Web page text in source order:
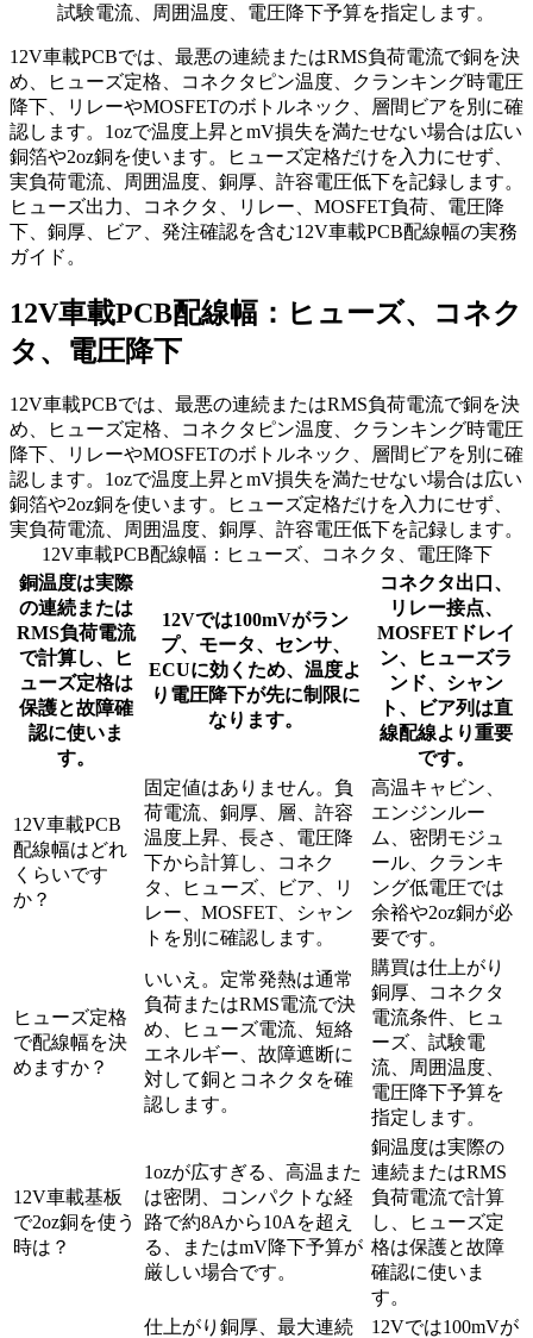
試験電流、周囲温度、電圧降下予算を指定します。
12V車載PCBでは、最悪の連続またはRMS負荷電流で銅を決
め、ヒューズ定格、コネクタピン温度、クランキング時電圧
降下、リレーやMOSFETのボトルネック、層間ビアを別に確
認します。1ozで温度上昇とmV損失を満たせない場合は広い
銅箔や2oz銅を使います。ヒューズ定格だけを入力にせず、
実負荷電流、周囲温度、銅厚、許容電圧低下を記録します。
ヒューズ出力、コネクタ、リレー、MOSFET負荷、電圧降
下、銅厚、ビア、発注確認を含む12V車載PCB配線幅の実務
ガイド。
12V車載PCB配線幅：ヒューズ、コネク
タ、電圧降下
12V車載PCBでは、最悪の連続またはRMS負荷電流で銅を決
め、ヒューズ定格、コネクタピン温度、クランキング時電圧
降下、リレーやMOSFETのボトルネック、層間ビアを別に確
認します。1ozで温度上昇とmV損失を満たせない場合は広い
銅箔や2oz銅を使います。ヒューズ定格だけを入力にせず、
実負荷電流、周囲温度、銅厚、許容電圧低下を記録します。
12V車載PCB配線幅：ヒューズ、コネクタ、電圧降下
銅温度は実際
の連続または
RMS負荷電流
で計算し、ヒ
ューズ定格は
保護と故障確
認に使いま
す。
12Vでは100mVがラン
プ、モータ、センサ、
ECUに効くため、温度よ
り電圧降下が先に制限に
なります。
コネクタ出口、
リレー接点、
MOSFETドレイ
ン、ヒューズラ
ンド、シャン
ト、ビア列は直
線配線より重要
です。
12V車載PCB
配線幅はどれ
くらいです
か？
固定値はありません。負
荷電流、銅厚、層、許容
温度上昇、長さ、電圧降
下から計算し、コネク
タ、ヒューズ、ビア、リ
レー、MOSFET、シャン
トを別に確認します。
高温キャビン、
エンジンルー
ム、密閉モジュ
ール、クランキ
ング低電圧では
余裕や2oz銅が必
要です。
ヒューズ定格
で配線幅を決
めますか？
いいえ。定常発熱は通常
負荷またはRMS電流で決
め、ヒューズ電流、短絡
エネルギー、故障遮断に
対して銅とコネクタを確
認します。
購買は仕上がり
銅厚、コネクタ
電流条件、ヒュ
ーズ、試験電
流、周囲温度、
電圧降下予算を
指定します。
12V車載基板
で2oz銅を使う
時は？
1ozが広すぎる、高温また
は密閉、コンパクトな経
路で約8Aから10Aを超え
る、またはmV降下予算が
厳しい場合です。
銅温度は実際の
連続またはRMS
負荷電流で計算
し、ヒューズ定
格は保護と故障
確認に使いま
す。
仕上がり銅厚、最大連続
12Vでは100mVが